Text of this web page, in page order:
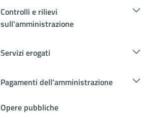
Controlli e rilievi
sull'amministrazione
Servizi erogati
Pagamenti dell'amministrazione
Opere pubbliche